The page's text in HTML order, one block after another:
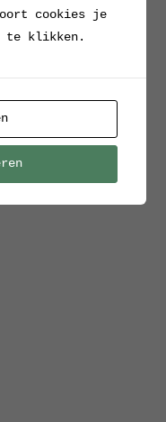
cookies je
te klikken.